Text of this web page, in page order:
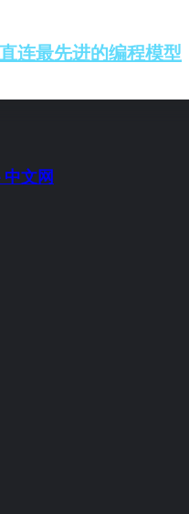
连最先进的编程模型
文网